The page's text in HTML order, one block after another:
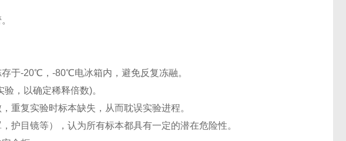
于-20℃，-80℃电冰箱内，避免反复冻融。
，以确定稀释倍数)。
重复实验时标本缺失，从而耽误实验进程。
护目镜等），认为所有标本都具有一定的潜在危险性。